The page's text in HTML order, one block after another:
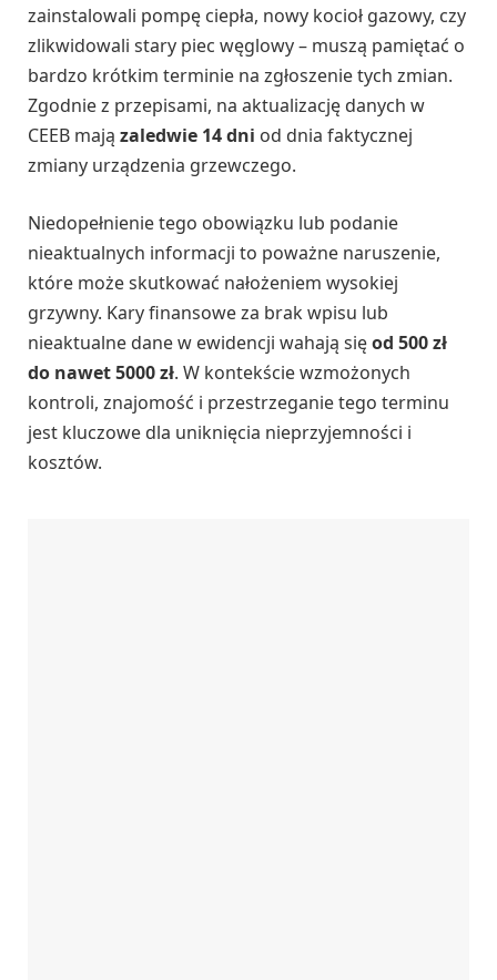
zainstalowali pompę ciepła, nowy kocioł gazowy, czy
zlikwidowali stary piec węglowy – muszą pamiętać o
bardzo krótkim terminie na zgłoszenie tych zmian.
Zgodnie z przepisami, na aktualizację danych w
CEEB mają zaledwie 14 dni od dnia faktycznej
zmiany urządzenia grzewczego.
Niedopełnienie tego obowiązku lub podanie
nieaktualnych informacji to poważne naruszenie,
które może skutkować nałożeniem wysokiej
grzywny. Kary finansowe za brak wpisu lub
nieaktualne dane w ewidencji wahają sięod 500 zł
do nawet 5000 zł. W kontekście wzmożonych
kontroli, znajomość i przestrzeganie tego terminu
jest kluczowe dla uniknięcia nieprzyjemności i
kosztów.